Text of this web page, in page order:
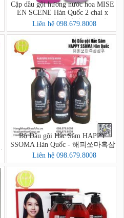
Cặp dầu gội hương nước hoa MISE
EN SCENE Hàn Quốc 2 chai x
1200ml (미쟝센 데일리 부케 샴푸)
Liên hệ 098.679.8008
Bộ Dầu gội Hắc Sâm HAPPY
SSOMA Hàn Quốc - 해피쏘마흑삼
샴푸
Liên hệ 098.679.8008